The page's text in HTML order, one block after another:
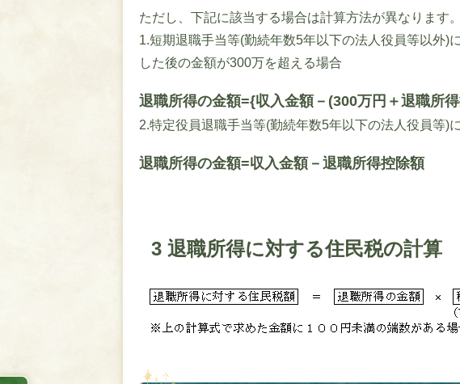
ただし、下記に該当する場合は計算方法が異なります。
1.短期退職手当等(勤続年数5年以下の法人役員等以外)
した後の金額が300万を超える場合
退職所得の金額={収入金額－(300万円＋退職所
2.特定役員退職手当等(勤続年数5年以下の法人役員等)
退職所得の金額=収入金額－退職所得控除額
3 退職所得に対する住民税の計算